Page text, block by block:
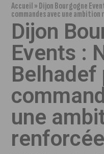
Accueil»Dijon Bourgogne
commandes avec une
Dijon
Events :
Belhadef
une
renforcée